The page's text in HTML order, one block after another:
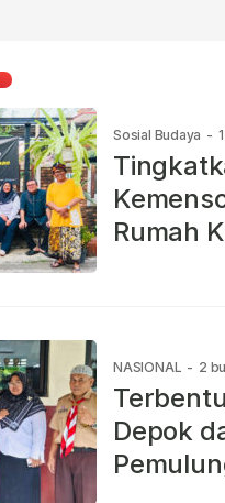
Sosial Budaya -
Rumah
NASIONAL - 2
Depok